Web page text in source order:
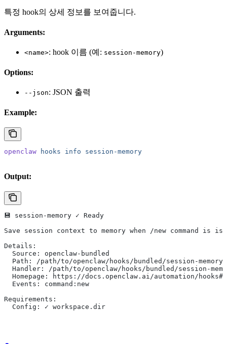
특정 hook의 상세 정보를 보여줍니다.
Arguments:
<name>: hook 이름 (예: session-memory)
Options:
--json: JSON 출력
Example:
openclaw hooks info session-memory
Output:
💾 session-memory ✓ Ready
Save session context to memory when /new command is
Details:
  Source: openclaw-bundled
Path: /path/to/openclaw/hooks/bundled/session-
Handler: /path/to/openclaw/hooks/bundled/session-
Homepage: https://docs.openclaw.ai/automation/
  Events: command:new
Requirements:
  Config: ✓ workspace.dir